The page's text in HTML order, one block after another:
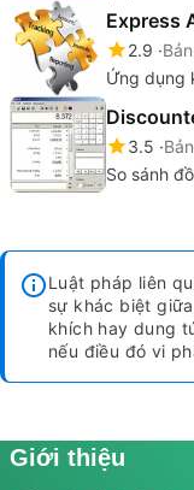
Express
2.9
Ứng dụng
3.5
So sánh
Luật pháp liên
sự khác biệt
khích hay dung
nếu điều đó vi
Giới thiệu